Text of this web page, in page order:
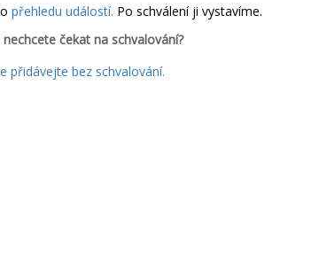
přehledu událostí. Po schválení ji vystavíme.
čekat na schvalování?
přidávejte bez schvalování.